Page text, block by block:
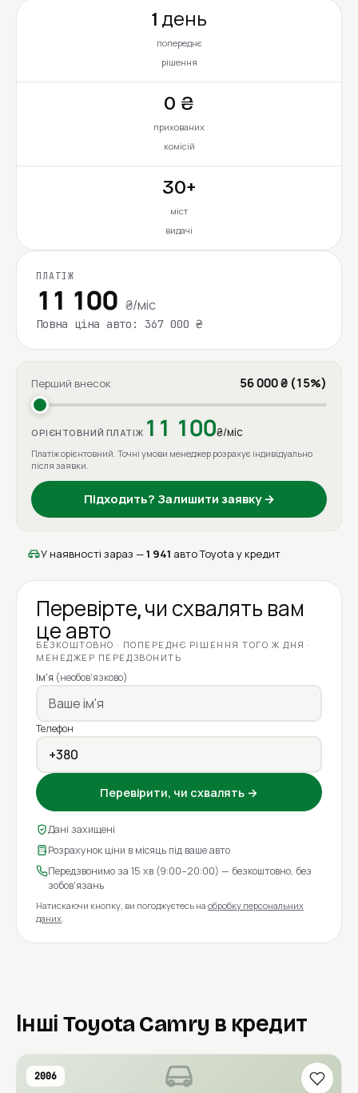
1 день
попереднє
рішення
0 ₴
прихованих
комісій
30+
міст
видачі
ПЛАТІЖ
11 100 ₴/міс
Повна ціна авто: 367 000 ₴
Перший внесок 56 000 ₴ (15%)
ОРІЄНТОВНИЙ ПЛАТІЖ 11 100₴/міс
Платіж орієнтовний. Точні умови менеджер розрахує індивідуально
після заявки.
Підходить? Залишити заявку →
У наявності зараз —1 941 авто Toyota у кредит
Перевірте, чи схвалять вам
це авто
БЕЗКОШТОВНО · ПОПЕРЕДНЄ РІШЕННЯ ТОГО Ж ДНЯ ·
МЕНЕДЖЕР ПЕРЕДЗВОНИТЬ
Ім'я (необов'язково)
Телефон
Перевірити, чи схвалять →
Дані захищені
Розрахунок ціни в місяць під ваше авто
Передзвонимо за 15 хв (9:00–20:00) — безкоштовно, без
зобов'язань
Натискаючи кнопку, ви погоджуєтесь на обробку персональних
даних.
Інші Toyota Camry в кредит
2006